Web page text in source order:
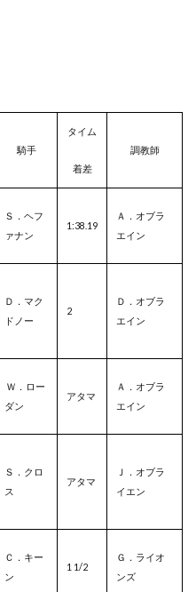
騎手
タイム
着差
調教師
Ｓ．ヘフ
ァナン
1:38.19
Ａ．オブラ
エイン
Ｄ．マク
ドノー
2
Ｄ．オブラ
エイン
Ｗ．ロー
ダン
アタマ
Ａ．オブラ
エイン
Ｓ．クロ
ス
アタマ
Ｊ．オブラ
イエン
Ｃ．キー
ン
1 1/2
Ｇ．ライオ
ンズ